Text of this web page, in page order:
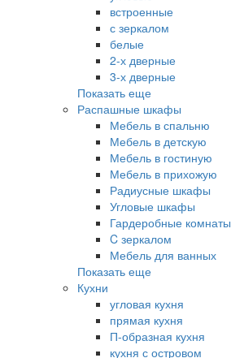
встроенные
с зеркалом
белые
2-х дверные
3-х дверные
Показать еще
Распашные шкафы
Мебель в спальню
Мебель в детскую
Мебель в гостиную
Мебель в прихожую
Радиусные шкафы
Угловые шкафы
Гардеробные комнаты
C зеркалом
Мебель для ванных
Показать еще
Кухни
угловая кухня
прямая кухня
П-образная кухня
кухня с островом